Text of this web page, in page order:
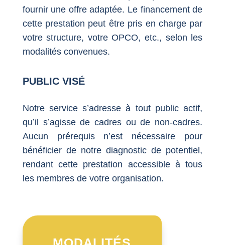
fournir une offre adaptée. Le financement de
cette prestation peut être pris en charge par
votre structure, votre OPCO, etc., selon les
modalités convenues.
PUBLIC VISÉ
Notre service s’adresse à tout public actif,
qu’il s’agisse de cadres ou de non-cadres.
Aucun prérequis n’est nécessaire pour
bénéficier de notre diagnostic de potentiel,
rendant cette prestation accessible à tous
les membres de votre organisation.